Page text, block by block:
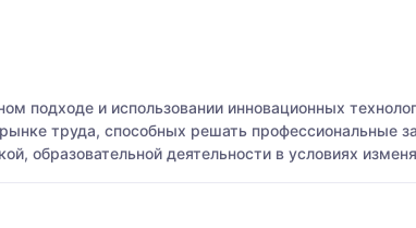
подходе и использовании инновационных
труда, способных решать профессиональные
образовательной деятельности в условиях